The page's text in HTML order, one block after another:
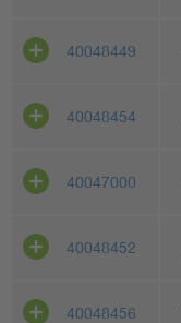
40048449
40048454
40047000
40048452
40048456